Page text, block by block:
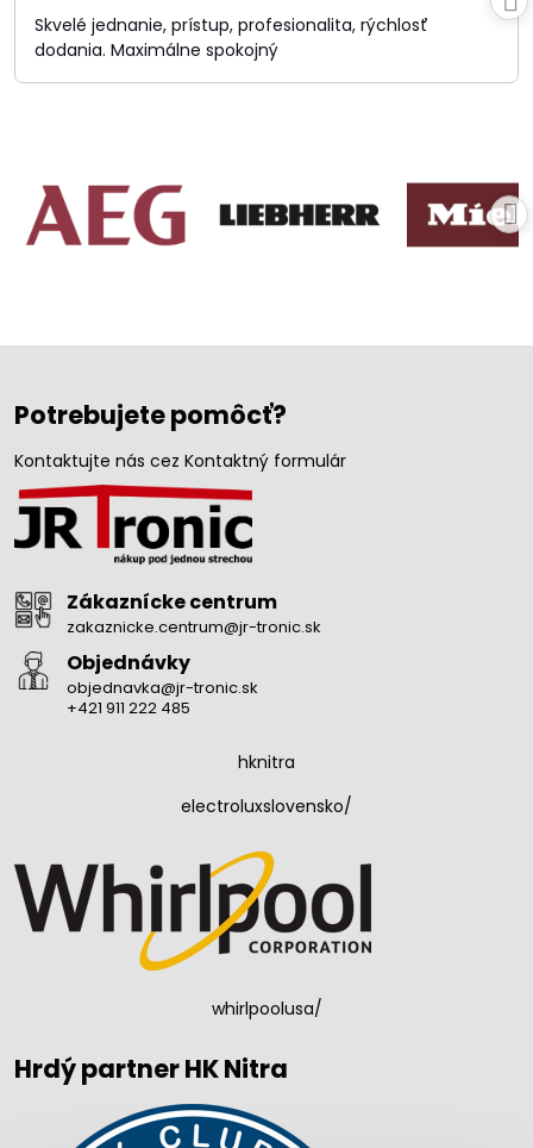
/
5
Skvelé jednanie, prístup, profesionalita, rýchlosť
dodania. Maximálne spokojný
Potrebujete pomôcť?
Kontaktujte nás cez Kontaktný formulár
Zákaznícke centrum
zakaznicke.centrum@jr-tronic.sk
Objednávky
objednavka@jr-tronic.sk
+421 911 222 485
hknitra
electroluxslovensko/
whirlpoolusa/
Hrdý partner HK Nitra